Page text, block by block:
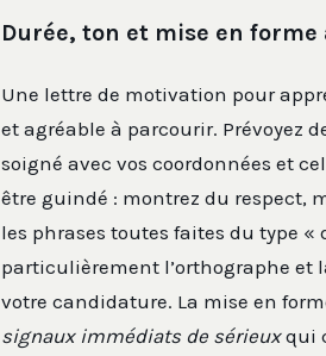
Durée, ton et mise en
Une lettre de motivation pour
et agréable à parcourir. Prévoyez
soigné avec vos coordonnées et
être guindé : montrez du respect,
les phrases toutes faites du type
particulièrement l’orthographe et
votre candidature. La mise en
signaux immédiats de sérieuxqui